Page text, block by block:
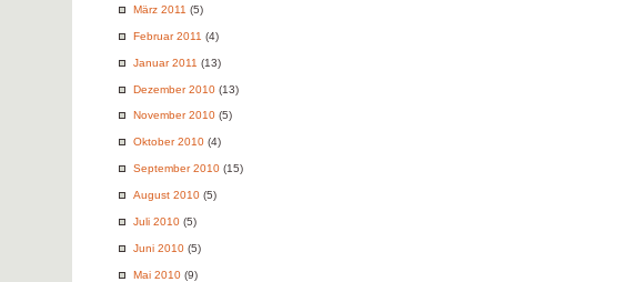
März 2011 (5)
Februar 2011 (4)
Januar 2011 (13)
Dezember 2010 (13)
November 2010 (5)
Oktober 2010 (4)
September 2010 (15)
August 2010 (5)
Juli 2010 (5)
Juni 2010 (5)
Mai 2010 (9)